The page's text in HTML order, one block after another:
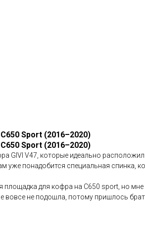
Sport (2016–2020)
Sport (2016–2020)
GIVI V47, которые идеально
понадобится специальная спинка,
для кофра на C650 sport, но
вовсе не подошла, потому пришлось